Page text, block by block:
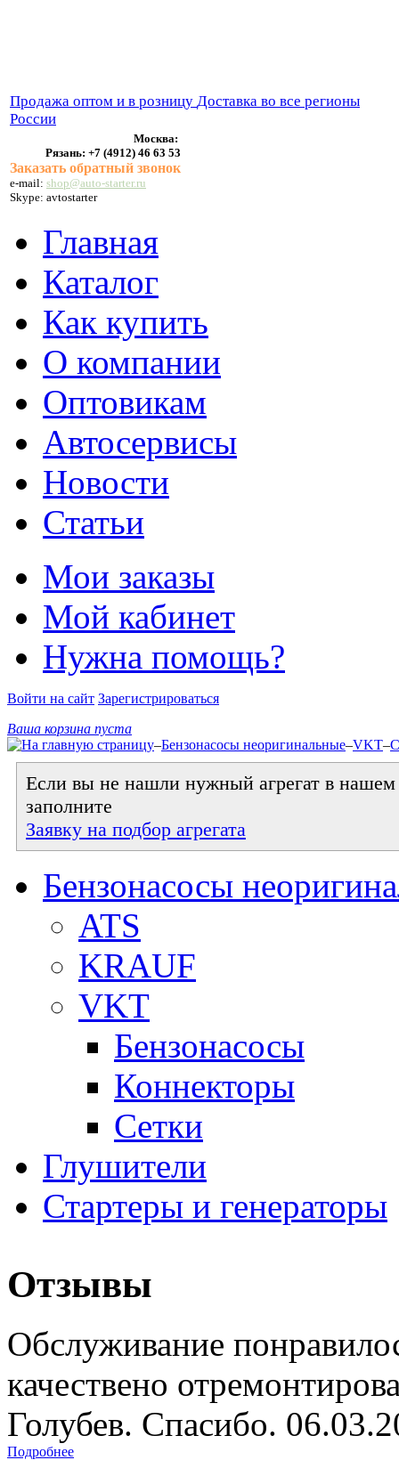
Продажа оптом и в розницу Доставка во все регионы
России
Москва:
Рязань: +7 (4912) 46 63 53
Заказать обратный звонок
e-mail: shop@auto-starter.ru
Skype: avtostarter
Главная
Каталог
Как купить
О компании
Оптовикам
Автосервисы
Новости
Статьи
Мои заказы
Мой кабинет
Нужна помощь?
Войти на сайт Зарегистрироваться
Ваша корзина пуста
–Бензонасосы неоригинальные–VKT–
Если вы не нашли нужный агрегат в нашем
заполните
Заявку на подбор агрегата
Бензонасосы
ATS
KRAUF
VKT
Бензонасосы
Коннекторы
Сетки
Глушители
Стартеры и генераторы
Отзывы
Обслуживание
качествено
Голубев. Спасибо.
Подробнее